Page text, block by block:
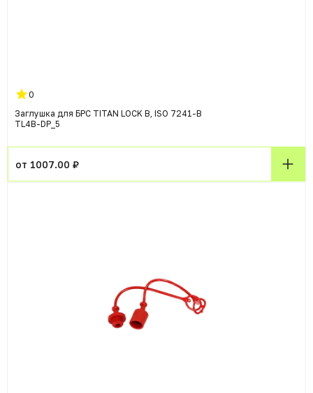
0
Заглушка для БРС TITAN LOCK B, ISO 7241-B
TL4B-DP_5
от 1007.00 ₽